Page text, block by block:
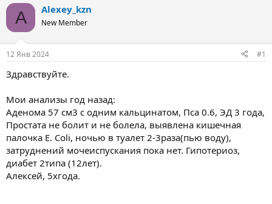
т
о
т
е
м
ы
т
а
н
а
A Alexey_kzn
New Member
12 Янв 2024 #1
Здравствуйте.
Мои анализы год назад:
Аденома 57 см3 с одним кальцинатом, Пса 0.6, ЭД 3 года,
Простата не болит и не болела, выявлена кишечная
палочка E. Coli, ночью в туалет 2-3раза(пью воду),
затруднений мочеиспускания пока нет. Гипотериоз,
диабет 2типа (12лет).
Алексей, 5хгода.